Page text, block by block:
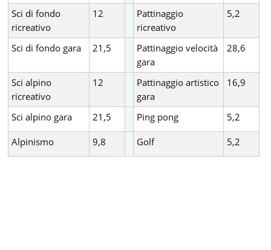
Sci di fondo
ricreativo
12
Pattinaggio
ricreativo
5,2
Sci di fondo gara 21,5
Pattinaggio velocità
gara
28,6
Sci alpino
ricreativo
12
Pattinaggio artistico
gara
16,9
Sci alpino gara 21,5 Ping pong
5,2
Alpinismo
9,8 Golf 5,2